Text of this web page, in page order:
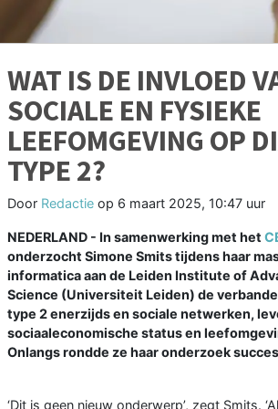
WAT IS DE INVLOED
SOCIALE EN FYSIEKE
LEEFOMGEVING OP
TYPE 2?
Door Redactie op 6 maart 2025, 10:47 uur
NEDERLAND - In samenwerking met het
onderzocht Simone Smits tijdens haar
informatica aan de Leiden Institute of
Science (Universiteit Leiden) de
type 2 enerzijds en sociale netwerken,
sociaaleconomische status en
Onlangs rondde ze haar onderzoek
‘Dit is geen nieuw onderwerp’, zegt Smits.